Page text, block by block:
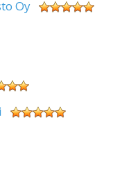
Oy